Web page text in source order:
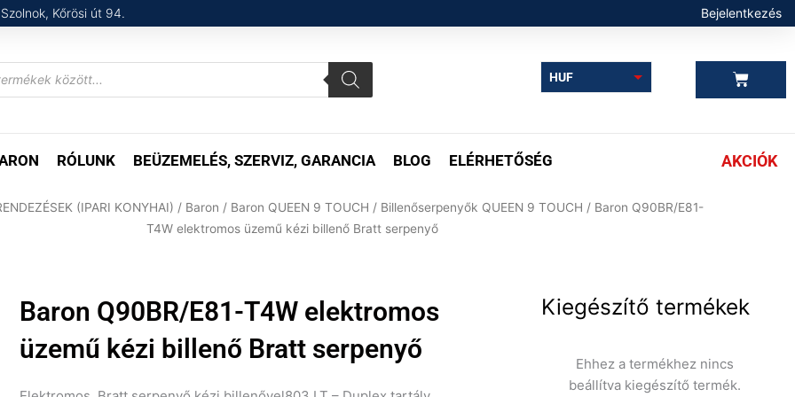
Kőrösi út 94. Bejelentkezés
HUF Kosár
RÓLUNK BEÜZEMELÉS, SZERVIZ, GARANCIA BLOG ELÉRHETŐSÉG AKCIÓK
(IPARI KONYHAI) / Baron / Baron QUEEN 9 TOUCH / Billenőserpenyők QUEEN 9 TOUCH / Baron Q90BR/E81-
T4W elektromos üzemű kézi billenő Bratt serpenyő
Baron Q90BR/E81-T4W elektromos
üzemű kézi billenő Bratt serpenyő
Kiegészítő termékek
Ehhez a termékhez nincs
beállítva kiegészítő termék.